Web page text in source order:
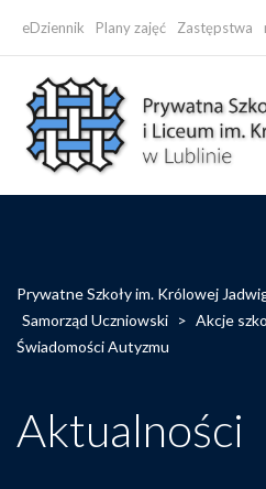
eDziennik Plany zajęć Zastępstwa
Prywatne Szkoły im. Królowej
Samorząd Uczniowski > Akcje
Świadomości Autyzmu
Aktualności